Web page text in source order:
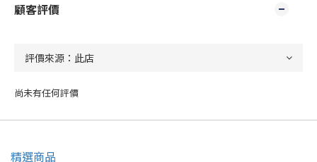
顧客評價
尚未有任何評價
精選商品